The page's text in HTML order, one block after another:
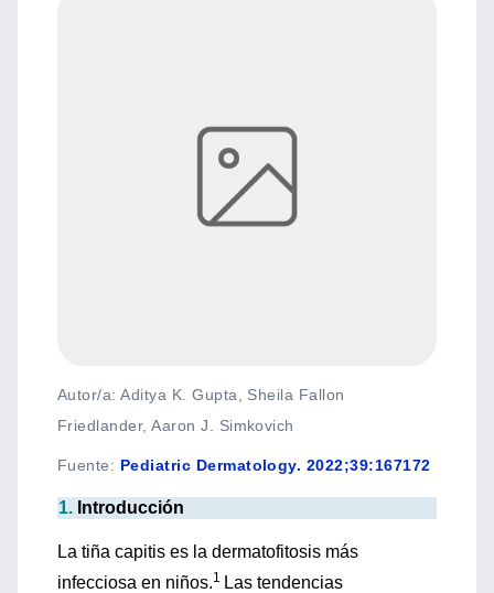
Autor/a: Aditya K. Gupta, Sheila Fallon
Friedlander, Aaron J. Simkovich
Fuente: Pediatric Dermatology. 2022;39:167172
1. Introducción
La tiña capitis es la dermatofitosis más
infecciosa en niños.1 Las tendencias